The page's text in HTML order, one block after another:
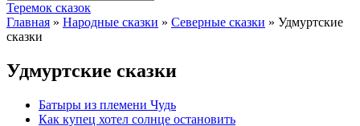
Теремок сказок
Главная » Народные сказки » Северные сказки » Удмуртские
сказки
Удмуртские сказки
Батыры из племени Чудь
Как купец хотел солнце остановить